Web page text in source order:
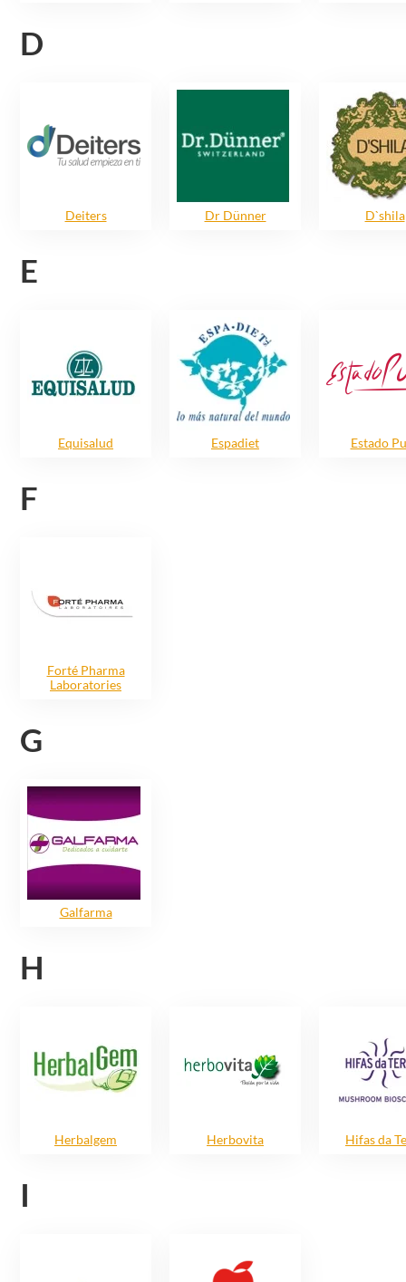
D
Deiters Dr Dünner D`shila
E
Equisalud Espadiet Estado
F
Forté Pharma
Laboratories
G
Galfarma
H
Herbalgem Herbovita Hifas da
I